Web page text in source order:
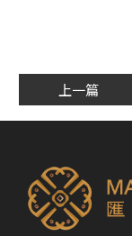
上一篇